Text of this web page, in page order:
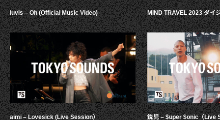
luvis – Oh (Official Music Video)
aimi – Lovesick (Live Session）
MIND TRAVEL 2023 ダイ
鋭児 – $uper $onic（Live